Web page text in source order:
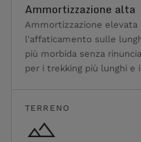
Ammortizzazione alta
Ammortizzazione
l'affaticamento sulle
più morbida senza
per i trekking più lunghi e
TERRENO